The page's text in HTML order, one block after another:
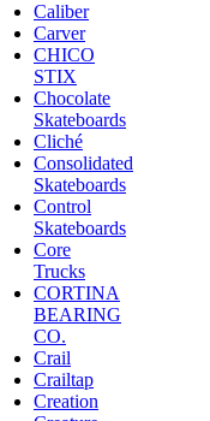
Caliber
Carver
CHICO
STIX
Chocolate
Skateboards
Cliché
Consolidated
Skateboards
Control
Skateboards
Core
Trucks
CORTINA
BEARING
CO.
Crail
Crailtap
Creation